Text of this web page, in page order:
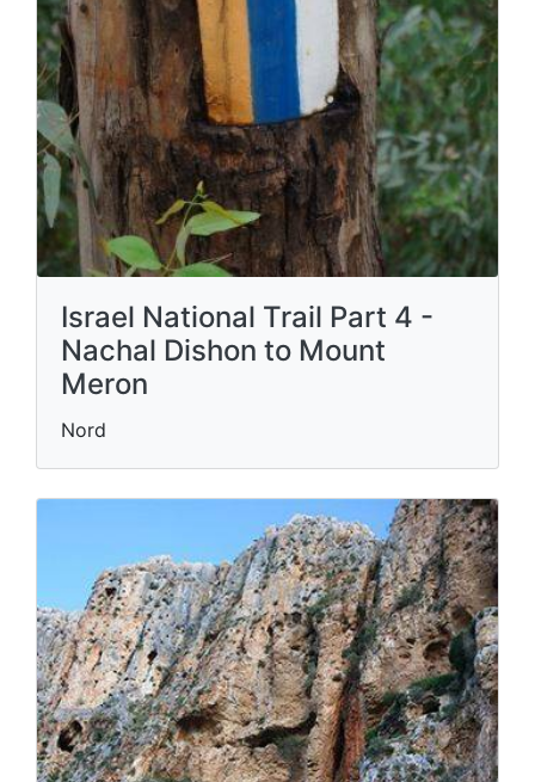
Israel National Trail Part 4 -
Nachal Dishon to Mount
Meron
Nord